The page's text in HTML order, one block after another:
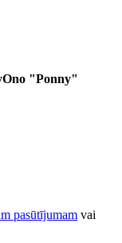
"Ponny"
pasūtījumam vai